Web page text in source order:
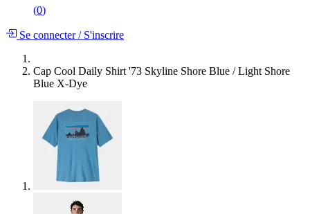
(0)
Se connecter/S'inscrire
Cap Cool Daily Shirt '73 Skyline Shore Blue / Light Shore
Blue X-Dye